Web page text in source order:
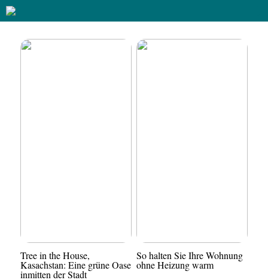
Tree in the House,
Kasachstan: Eine grüne Oase
inmitten der Stadt
So halten Sie Ihre Wohnung
ohne Heizung warm